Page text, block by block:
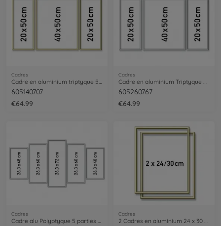
Cadres
605140707
€64.99
Cadres
605260767
€64.99
Cadres
Cadre alu Polyptyque 5 parties argenté
Cadres
2 Cadres en aluminium 24 x 30 cm